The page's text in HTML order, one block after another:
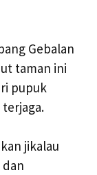
Gebalan
taman ini
pupuk
jikalau